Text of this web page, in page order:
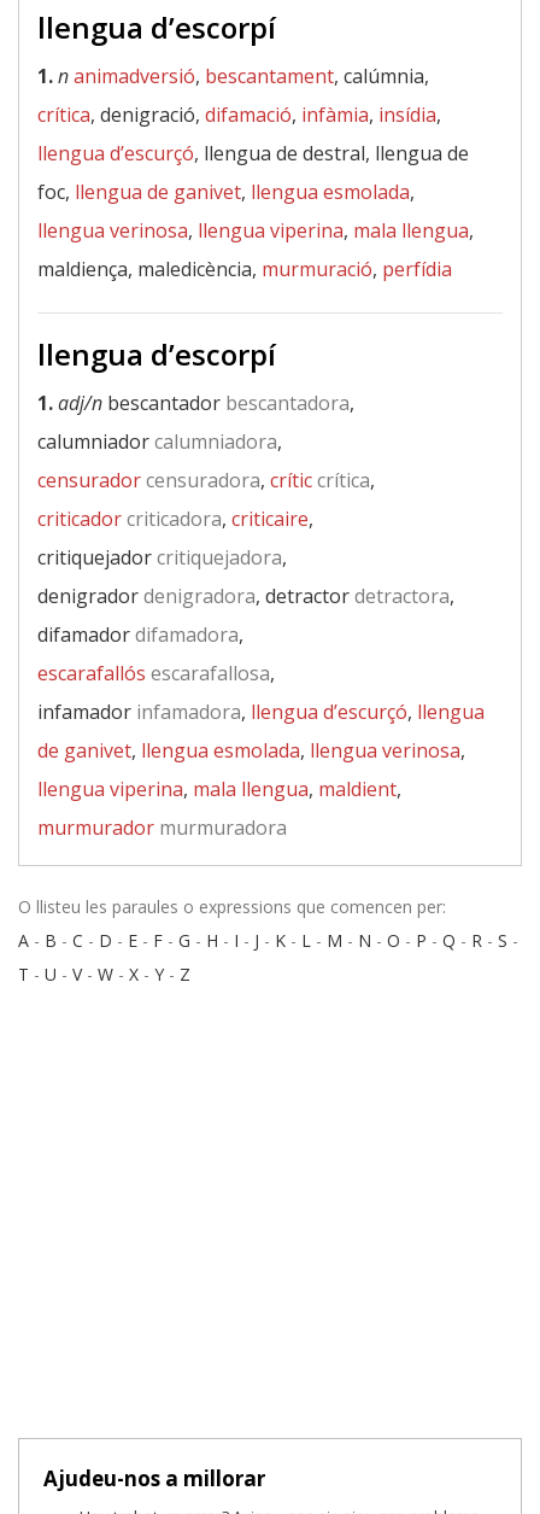
llengua d’escorpí
1.nanimadversió, bescantament, calúmnia,
crítica, denigració, difamació, infàmia, insídia,
llengua d’escurçó, llengua de destral, llengua de
foc, llengua de ganivet, llengua esmolada,
llengua verinosa, llengua viperina, mala llengua,
maldiença, maledicència, murmuració, perfídia
llengua d’escorpí
1.adj/n bescantador bescantadora,
calumniadorcalumniadora,
censuradorcensuradora, críticcrítica,
criticadorcriticadora, criticaire,
critiquejadorcritiquejadora,
denigradordenigradora, detractordetractora,
difamadordifamadora,
escarafallós escarafallosa,
infamador infamadora, llengua d’escurçó, llengua
de ganivet, llengua esmolada, llengua verinosa,
llengua viperina, mala llengua, maldient,
murmurador murmuradora
O llisteu les paraules o expressions que comencen per:
A - B - C - D - E - F - G - H - I - J - K - L - M - N - O - P - Q - R - S -
T - U - V- W - X - Y - Z
Ajudeu-nos a millorar